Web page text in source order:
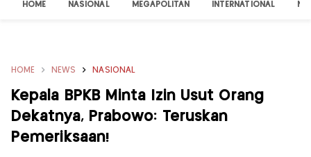
HOME NASIONAL MEGAPOLITAN INTERNATIONAL
HOME NEWS NASIONAL
Kepala BPKB Minta Izin Usut Orang
Dekatnya, Prabowo: Teruskan
Pemeriksaan!